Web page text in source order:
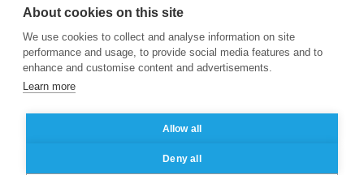
Business School
Mentions légales
des données personnelles
About cookies on this site
We use cookies to collect and analyse information on site
performance and usage, to provide social media features and to
enhance and customise content and advertisements.
Learn more
Allow all
Deny all